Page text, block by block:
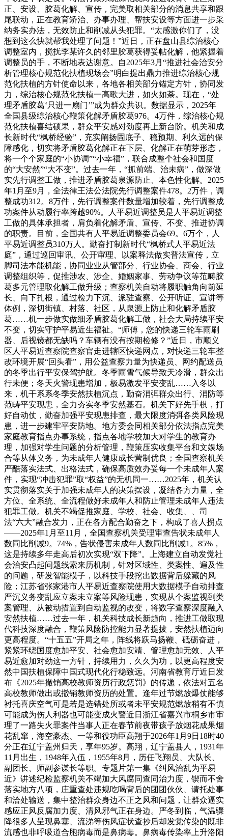
正、安设、胶葛化解、宣传，完美取相关部分的消息共享和跟
尾联动，正在教育矫治、办事办理、帮扶安设等方面进一步采
纳务实办法，无效防止和削减从头犯罪。“太感激你们了，没
想到这么快就帮我处理了问题！”近日，正在盘山县综治核心
调整室内，搅扰李某许久的邻里胶葛获得妥帖化解，他紧握着
调整员的手，不断地表达谢意。自2025年3月“推进社会治安分
析管理核心规范化扶植现场会”明白提出鼎力推进综治核心规
范化扶植的方针使命以来，各地各相关部分锚定方针，协同发
力，综治核心规范化扶植一高歌大进，如火如荼。现在，“处
理矛盾胶葛‘只进一扇门’”成为群众共识。数据显示，2025年
全国县级综治核心鞭策化解矛盾胶葛976。4万件，综治核心规
范化扶植喜结硕果，群众平安感对劲度再上新台阶。机关和成
长新时代“枫桥经验”，充实阐扬固底子、稳预期、利久远的保
障感化，切实将矛盾胶葛化解正在下层、化解正在萌芽形态，
将一个个家庭的“小协调”“小幸福”，联合成整个社会和国度
的“大安然”“大不变”。过去一年，“抓前端、治未病”，做深做
实先行调整工做，推进矛盾胶葛泉源防止、本色性化解。2025
年1月至9月，全法律王法公法院先行调整案件478。2万件，调
整成功312。8万件，先行调整案件数量增加较着，先行调整成
功案件从动履行率跨越90%。人平易近调整员是人平易近调整
工做的具体承担者，肩负着化解矛盾、宣传、不变、推进协调
的职责。目前，全国共有人平易近调整委员会69。6万个，人
平易近调整员310万人。勤奋打制新时代“枫桥式人平易近法
庭”，通过巡回审讯、公开审理、以案释法做实普法宣传，立
脚司法本能机能，协同业业从管部分、行业协会、商会、行业
调整组织等，促推涉农、涉企、婚姻家事、劳动争议等范畴胶
葛多元管理取化解工做升级；查察机关自动将履职触角向前延
长、向下扎根，通过检力下沉、派驻查察、公开听证、宣讲等
体例，深切街镇、村落、社区，从泉源上防止和化解矛盾胶
葛……机一步做实做细矛盾胶葛化解工做，社会大局持续平安
不变，切实守护平易近生福祉。“师傅，您的快递三轮车雨刷
器、后视镜都无缺吗？车辆有没有按期检修？”近日，市顺义
区人平易近查察院查察官走进辖区快递网点，对快递三轮车整
改环境开展“回头看”，用公益查察力量为快递员、网约配送员
的冬季出行平安保驾护航。冬季雨雪气候导致天冷滑，群众出
行未便；冬天火警现患增加，极易激发平安变乱……入冬以
来，机干系系冬季安然扶植沉点，勤奋消弭群众出行、消防等
范畴平安现患，全力夯实冬季安然基石。机关下好先手棋，打
好自动仗，勤奋加强平安现患排查，最大限度消弭各类风险现
患，进一步建牢平安防地。地方委会同相关部分依法指点完美
家庭教育指点办事系统，指点各地学校加大对学生的教育办
理，加强对学生问题的分析管理，鞭策压实收集平台和文娱场
合等从体义务，为未成年人健康成长营制优良；全国查察机关
严酷落实法式、出格法式，确保高质效办妥每一个未成年人案
件，实现“冲击犯罪”取“权益”的无机同一……2025年，机关认
实贯彻落实关于加强未成年人的决策摆设，凝结各方力量，全
方位、全系统、全流程做好未成年人和防止管理未成年人违法
犯罪工做。机关不竭促推家庭、学校、社会、收集、、司
法“六大”融合发力，正在各方配合勤奋之下，构成了喜人拐点
——2025年1月至11月，全国查察机关受理审查告状未成年人
数同比削减9。74%，告状侵害未成年人数同比削减1。85%，
这是持续多年走高后初次实现“双下降”。上海建立自动发觉社
会治安凸起问题线索来历机制，针对区域性、类案性、遍及性
的问题，研发智能模子，以科技手段挖出数据背后躲藏的风
险；江苏省张家港市人平易近查察院使用大数据模子自动排查
严沉义务变乱应立案未立案等风险现患，实现从个案监视到类
案管理、从被动措置到自动监视的改变，将数字查察深度融入
安然扶植……过去一年，机关科技成长新趋向，推进工做取现
代科技深度融合，鞭策风险防控能力显著提拔，安然扶植迈向
更高程度。“十五五”开局之年，阵线将跃马扬鞭、砥砺奋进，
紧紧环绕国度愈加平安、社会愈加安靖、管理愈加无效、人平
易近愈加对劲这一方针，持续用力，久久为功，以更高程度安
然中国扶植保障中国式现代化行稳致远。河南省教育厅近日发
布《2025年撤销高校教师资历行政惩罚》的传递，依法对五名
高校教师做出或撤销教师资历的处置。逢年过节燃放爆仗能够
衬托喜庆空气可是若是选错处所或者未平安规范燃放稍有不慎
可能成为伤人利器也可能变成火警近日浙江省嘉兴市桐乡市审
理了一路失火罪案件当事人正在春节前夜带孩子放烟花成果烟
花乱窜，海空豪杰、一等和役功臣高翔于2026年1月9日18时40
分正在辽宁盖州归天，享年95岁。高翔，辽宁盖县人，1931年
11月出生，1948年入伍，1955年8月，历任飞翔员、大队长、
副团长、师副参谋长等职。专题片第一集《纠风治乱为平易
近》讲述纪检监察机关不竭加大风腐同查同治力度，锲而不舍
落实地方八项，庄重查处违规吃喝背后的团团伙伙、请托处事
和洽处输送，集中整治群众身边不正之风和问题，让群众逼实
感应正风反腐加力度、清风邪气正在身边。严冬到临，气温骤
降很多人呈现鼻塞、流涕等伤风症状查抄后却发觉传染的既非
流感也非呼吸道合胞病毒而是鼻病毒。鼻病毒传染率上升洛阳